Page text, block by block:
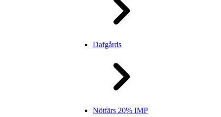
Dafgårds
Nötfärs 20% IMP